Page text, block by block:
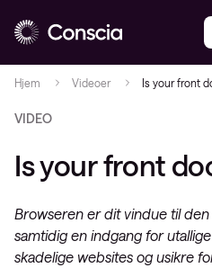
Hjem Videoer Is your front
VIDEO
Is your front
Browseren er dit vindue til
samtidig en indgang for
skadelige websites og usikre